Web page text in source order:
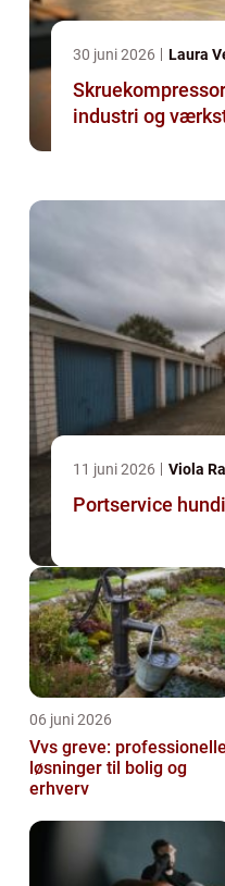
30 juni 2026 Laura
Skruekompressor effektiv trykluft til
industri og
11 juni 2026 Viola
Portservice
06 juni 2026
Vvs greve: professionelle
løsninger til bolig og
erhverv